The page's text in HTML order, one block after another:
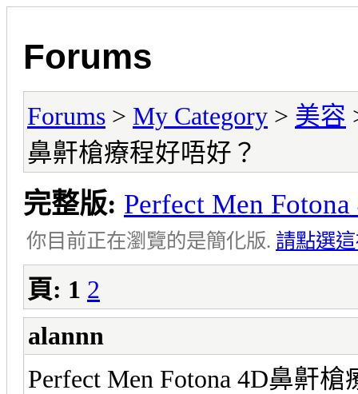
Forums
Forums > My Category > 美容
鼻鼾槍療程好唔好？
完整版: Perfect Men
你目前正在瀏覽的是簡化版. 請點選
頁: 1 2
alannn
Perfect Men Fotona 4D鼻鼾